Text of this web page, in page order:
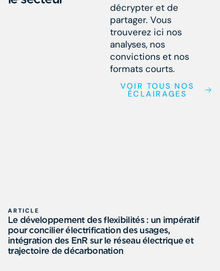
décrypter et de
partager. Vous
trouverez ici nos
analyses, nos
convictions et nos
formats courts.
VOIR TOUS NOS
ÉCLAIRAGES
ARTICLE
Le développement des flexibilités : un impératif
pour concilier électrification des usages,
intégration des EnR sur le réseau électrique et
trajectoire de décarbonation